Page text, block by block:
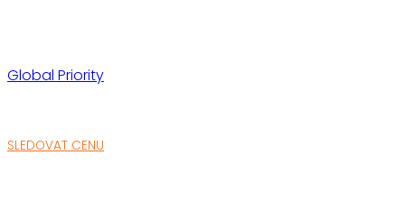
Global Priority
SLEDOVAT CENU